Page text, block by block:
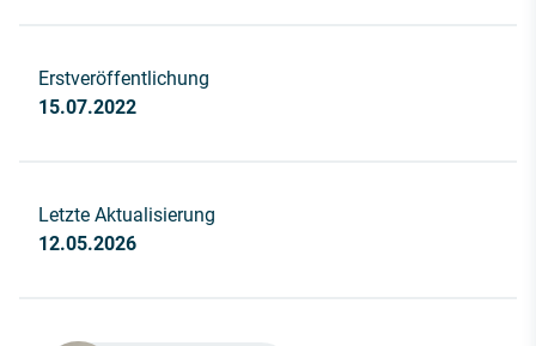
Erstveröffentlichung
15.07.2022
Letzte Aktualisierung
12.05.2026